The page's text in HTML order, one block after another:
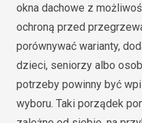
okna dachowe z
ochroną przed
porównywać warianty,
dzieci, seniorzy albo
potrzeby powinny być
wyboru. Taki porządek